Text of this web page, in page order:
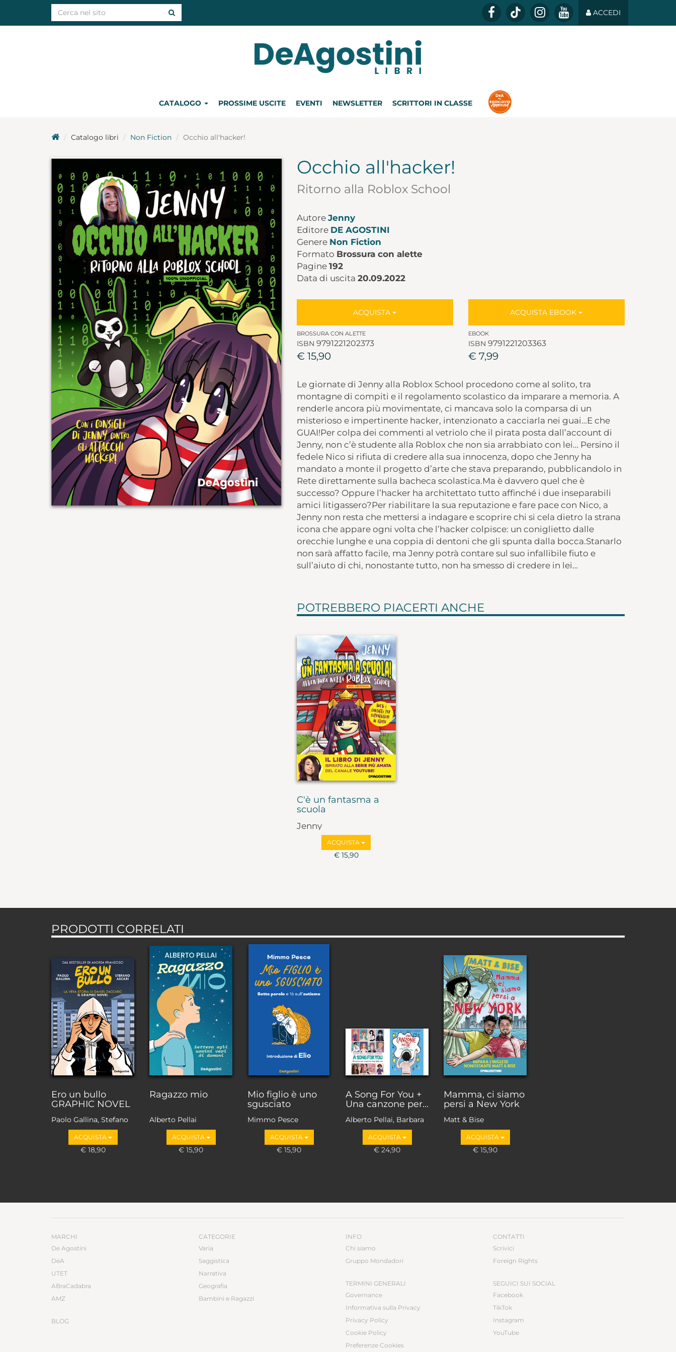
ACCEDI
CATALOGO PROSSIME USCITE EVENTI NEWSLETTER SCRITTORI IN CLASSE
Catalogo libri Non Fiction Occhio all'hacker!
Occhio all'hacker!
Ritorno alla Roblox School
Autore Jenny
Editore DE AGOSTINI
Genere Non Fiction
Formato Brossura con alette
Pagine 192
Data di uscita 20.09.2022
ACQUISTA
BROSSURA CON ALETTE
ISBN 9791221202373
€ 15,90
ACQUISTA EBOOK
EBOOK
ISBN 9791221203363
€ 7,99
Le giornate di Jenny alla Roblox School procedono come al solito, tra
montagne di compiti e il regolamento scolastico da imparare a memoria. A
renderle ancora più movimentate, ci mancava solo la comparsa di un
misterioso e impertinente hacker, intenzionato a cacciarla nei guai…E che
GUAI!Per colpa dei commenti al vetriolo che il pirata posta dall’account di
Jenny, non c’è studente alla Roblox che non sia arrabbiato con lei… Persino il
fedele Nico si rifiuta di credere alla sua innocenza, dopo che Jenny ha
mandato a monte il progetto d’arte che stava preparando, pubblicandolo in
Rete direttamente sulla bacheca scolastica.Ma è davvero quel che è
successo? Oppure l’hacker ha architettato tutto affinché i due inseparabili
amici litigassero?Per riabilitare la sua reputazione e fare pace con Nico, a
Jenny non resta che mettersi a indagare e scoprire chi si cela dietro la strana
icona che appare ogni volta che l’hacker colpisce: un coniglietto dalle
orecchie lunghe e una coppia di dentoni che gli spunta dalla bocca.Stanarlo
non sarà affatto facile, ma Jenny potrà contare sul suo infallibile fiuto e
sull’aiuto di chi, nonostante tutto, non ha smesso di credere in lei…
POTREBBERO PIACERTI ANCHE
C'è un fantasma a
scuola
Jenny
ACQUISTA
€ 15,90
PRODOTTI CORRELATI
Ero un bullo
GRAPHIC NOVEL
Paolo Gallina, Stefano
Ascari
ACQUISTA
€ 18,90
Ragazzo mio
Alberto Pellai
ACQUISTA
€ 15,90
Mio figlio è uno
sgusciato
Mimmo Pesce
ACQUISTA
€ 15,90
A Song For You +
Una canzone per...
Alberto Pellai, Barbara
Tamborini
ACQUISTA
€ 24,90
Mamma, ci siamo
persi a New York
Matt & Bise
ACQUISTA
€ 15,90
MARCHI
De Agostini
DeA
UTET
ABraCadabra
AMZ
BLOG
CATEGORIE
Varia
Saggistica
Narrativa
Geografia
Bambini e Ragazzi
INFO
Chi siamo
Gruppo Mondadori
TERMINI GENERALI
Governance
Informativa sulla Privacy
Privacy Policy
Cookie Policy
Preferenze Cookies
CONTATTI
Scrivici
Foreign Rights
SEGUICI SUI SOCIAL
Facebook
TikTok
Instagram
YouTube